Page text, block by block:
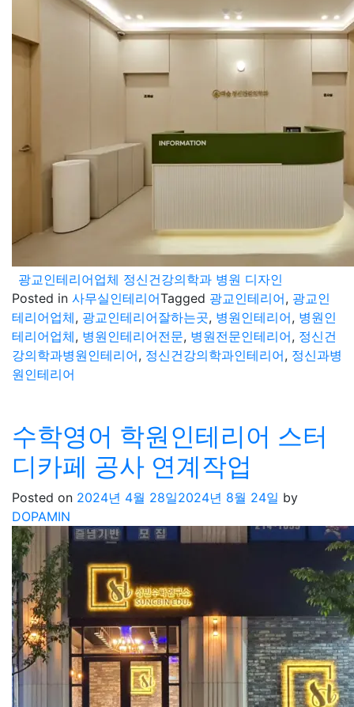
광교인테리어업체 정신건강의학과 병원 디자인
Posted in 사무실인테리어Tagged 광교인테리어, 광교인
테리어업체, 광교인테리어잘하는곳, 병원인테리어, 병원인
테리어업체, 병원인테리어전문, 병원전문인테리어, 정신건
강의학과병원인테리어, 정신건강의학과인테리어, 정신과병
원인테리어
수학영어 학원인테리어 스터
디카페 공사 연계작업
Posted on 2024년 4월 28일2024년 8월 24일 by
DOPAMIN